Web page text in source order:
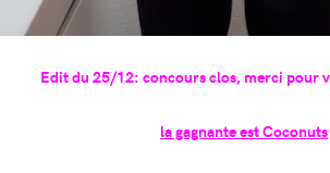
Edit du 25/12: concours clos, merci pour
la gagnante est Coconuts